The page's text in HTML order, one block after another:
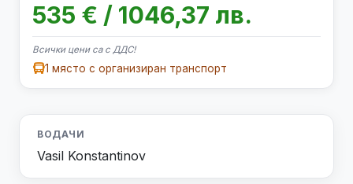
535 € / 1046,37 лв.
Всички цени са с ДДС!
1 място с организиран транспорт
ВОДАЧИ
Vasil Konstantinov